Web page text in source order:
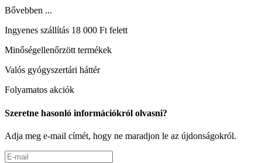
Bővebben ...
Ingyenes szállítás 18 000 Ft felett
Minőségellenőrzött termékek
Valós gyógyszertári háttér
Folyamatos akciók
Szeretne hasonló információkról olvasni?
Adja meg e-mail címét, hogy ne maradjon le az újdonságokról.